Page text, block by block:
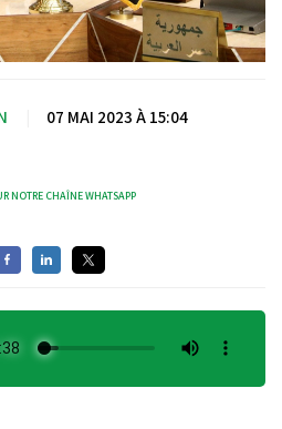
07 MAI 2023 À 15:04
NOTRE CHAÎNE WHATSAPP